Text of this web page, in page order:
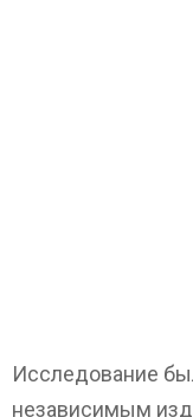
Исследование
независимым